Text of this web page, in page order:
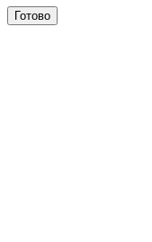
Готово